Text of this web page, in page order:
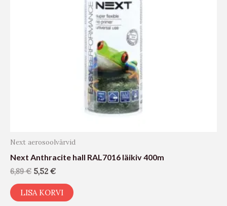
Next aerosoolvärvid
Next Anthracite hall RAL7016 läikiv 400m
6,89€ 5,52 €
LISA KORVI